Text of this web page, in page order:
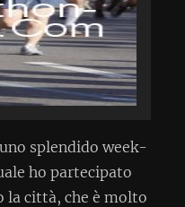
splendido week-
ho partecipato
la città, che è molto